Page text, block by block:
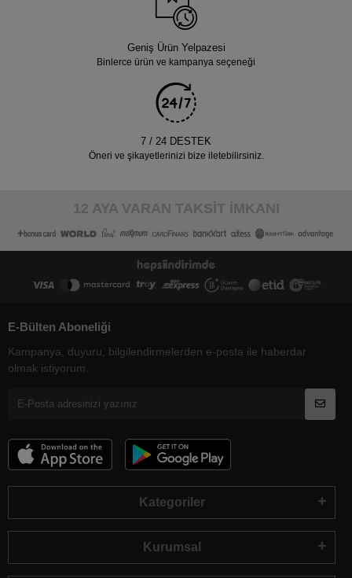
Geniş Ürün Yelpazesi
Binlerce ürün ve kampanya seçeneği
7 / 24 DESTEK
Öneri ve şikayetlerinizi bize iletebilirsiniz.
12 AYA VARAN TAKSİT İMKANI
E-Bülten Aboneliği
Kampanya, duyuru, bilgilendirmelerden e-posta ile haberdar
olmak istiyorum.
Kategoriler
Kurumsal